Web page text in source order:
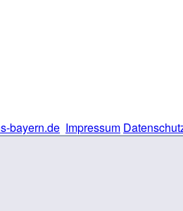
bayern.de Impressum